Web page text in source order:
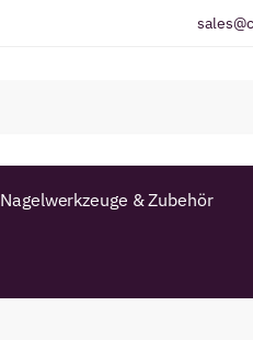
Nagelwerkzeuge & Zubehör